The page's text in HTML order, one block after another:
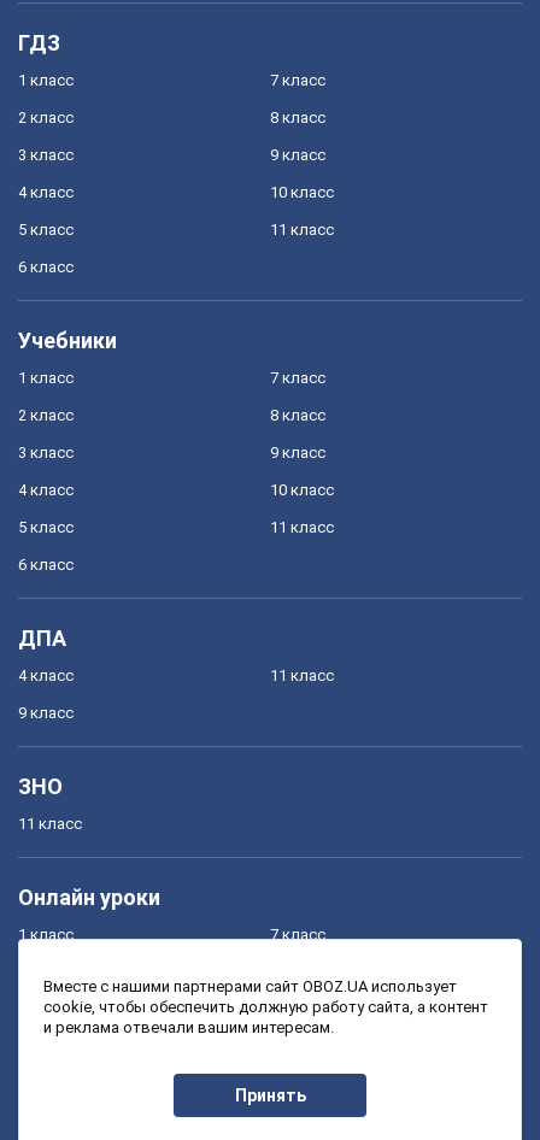
ГДЗ
1 класс
2 класс
3 класс
4 класс
5 класс
6 класс
7 класс
8 класс
9 класс
10 класс
11 класс
Учебники
1 класс
2 класс
3 класс
4 класс
5 класс
6 класс
7 класс
8 класс
9 класс
10 класс
11 класс
ДПА
4 класс
9 класс
11 класс
ЗНО
11 класс
Онлайн уроки
1 класс
3 класс
7 класс
9 класс
Вместе с нашими партнерами сайт OBOZ.UA использует
cookie, чтобы обеспечить должную работу сайта, а контент
и реклама отвечали вашим интересам.
Принять